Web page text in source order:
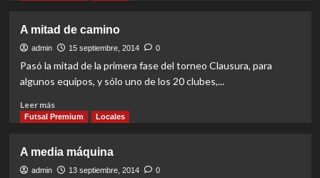
a
Bielorrusia?
A mitad de camino
admin 15 septiembre, 2014 0
Pasó la mitad de la primera fase del torneo Clausura, para
algunos equipos, y sólo uno de los 20 clubes,...
Leer másRead
more
mitad
de
Futsal Premium Locales
A media máquina
admin 13 septiembre, 2014 0